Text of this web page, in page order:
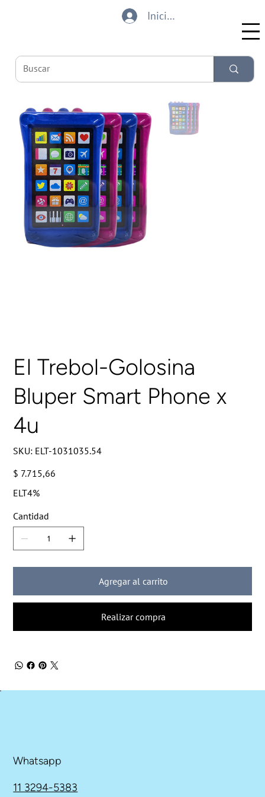
Iniciar sesión
El Trebol-Golosina
Bluper Smart Phone x
4u
SKU: SKU
ELT-
ELT-1031035.54
Precio
$ 7.715,66
ELT4%
Cantidad
Agregar al carrito
Realizar compra
Whatsapp
11 3294-5383